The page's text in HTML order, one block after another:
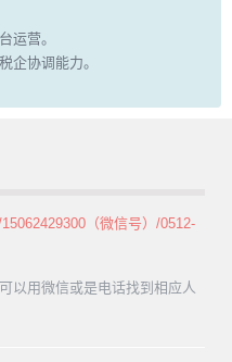
运营。
企协调能力。
（微信号）/0512-
以用微信或是电话找到相应人